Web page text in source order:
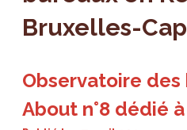
Bruxelles-
Observatoire des
About n°8 dédié